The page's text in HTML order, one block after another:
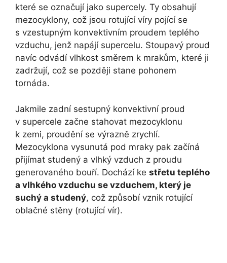
které se označují jako supercely. Ty obsahují
mezocyklony, což jsou rotující víry pojící se
s vzestupným konvektivním proudem teplého
vzduchu, jenž napájí supercelu. Stoupavý proud
navíc odvádí vlhkost směrem k mrakům, které ji
zadržují, což se později stane pohonem
tornáda.
Jakmile zadní sestupný konvektivní proud
v supercele začne stahovat mezocyklonu
k zemi, proudění se výrazně zrychlí.
Mezocyklona vysunutá pod mraky pak začíná
přijímat studený a vlhký vzduch z proudu
generovaného bouří. Dochází ke střetu teplého
a vlhkého vzduchu se vzduchem, který je
suchý a studený, což způsobí vznik rotující
oblačné stěny (rotující vír).